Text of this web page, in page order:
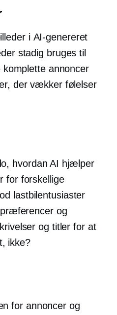
i AI-genereret
stadig bruges til
annoncer
der vækker følelser
hvordan AI hjælper
for forskellige
lastbilentusiaster
og
og titler for at
ikke?
for annoncer og